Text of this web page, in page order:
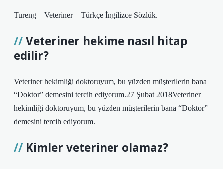
Tureng – Veteriner – Türkçe İngilizce Sözlük.
Veteriner hekime nasıl hitap
edilir?
Veteriner hekimliği doktoruyum, bu yüzden müşterilerin bana
“Doktor” demesini tercih ediyorum.27 Şubat 2018Veteriner
hekimliği doktoruyum, bu yüzden müşterilerin bana “Doktor”
demesini tercih ediyorum.
Kimler veteriner olamaz?